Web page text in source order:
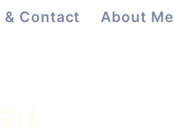
& Contact About Me